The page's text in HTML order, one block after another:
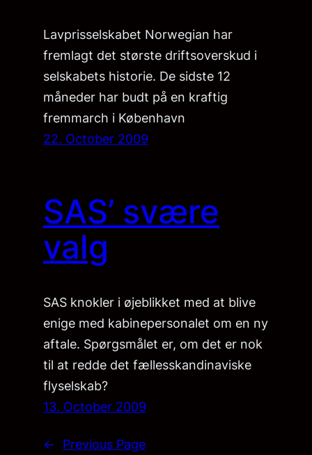
Lavprisselskabet Norwegian har
fremlagt det største driftsoverskud i
selskabets historie. De sidste 12
måneder har budt på en kraftig
fremmarch i København
22. October 2009
SAS’ svære
valg
SAS knokler i øjeblikket med at blive
enige med kabinepersonalet om en ny
aftale. Spørgsmålet er, om det er nok
til at redde det fællesskandinaviske
flyselskab?
13. October 2009
← Previous Page